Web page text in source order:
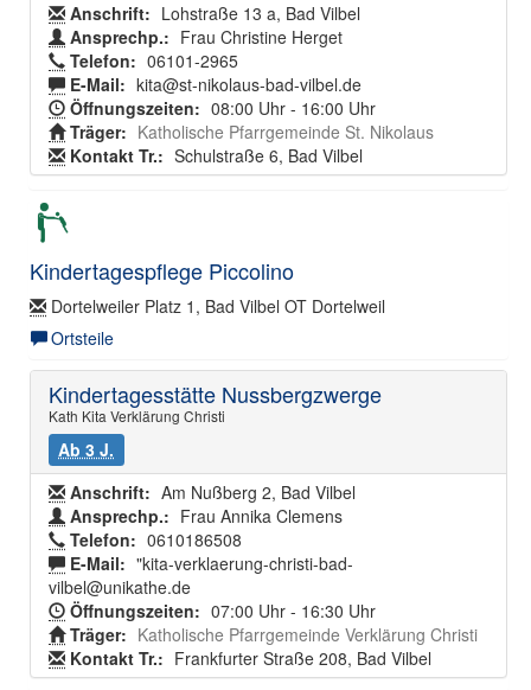
Anschrift: Lohstraße 13 a, Bad Vilbel
Ansprechp.: Frau Christine Herget
Telefon: 06101-2965
E-Mail: kita@st-nikolaus-bad-vilbel.de
Öffnungszeiten: 08:00 Uhr - 16:00 Uhr
Träger: Katholische Pfarrgemeinde St. Nikolaus
Kontakt Tr.: Schulstraße 6, Bad Vilbel
Kindertagespflege Piccolino
Dortelweiler Platz 1, Bad Vilbel OT Dortelweil
Ortsteile
Kindertagesstätte Nussbergzwerge
Kath Kita Verklärung Christi
Ab 3 J.
Anschrift: Am Nußberg 2, Bad Vilbel
Ansprechp.: Frau Annika Clemens
Telefon: 0610186508
E-Mail: "kita-verklaerung-christi-bad-
vilbel@unikathe.de
Öffnungszeiten: 07:00 Uhr - 16:30 Uhr
Träger: Katholische Pfarrgemeinde Verklärung Christi
Kontakt Tr.: Frankfurter Straße 208, Bad Vilbel